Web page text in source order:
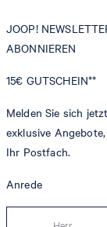
JOOP!
ABONNIEREN
15€ GUTSCHEIN**
Melden Sie sich
exklusive
Ihr Postfach.
Anrede